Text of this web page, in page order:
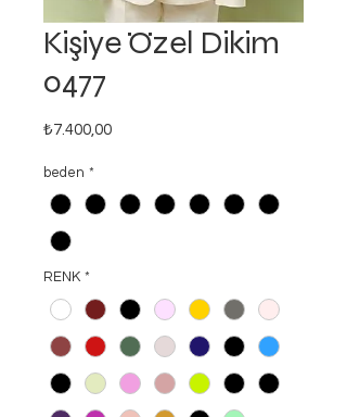
Kişiye Özel Dikim
0477
₺7.400,00Fiyat
beden *
RENK *